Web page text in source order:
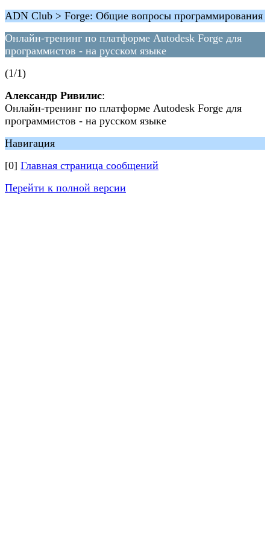
ADN Club > Forge: Общие вопросы программирования
Онлайн-тренинг по платформе Autodesk Forge для
программистов - на русском языке
(1/1)
Александр Ривилис:
Онлайн-тренинг по платформе Autodesk Forge для
программистов - на русском языке
Навигация
[0] Главная страница сообщений
Перейти к полной версии